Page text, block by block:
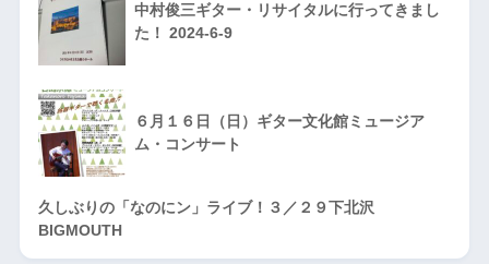
中村俊三ギター・リサイタルに行ってきまし
た！ 2024-6-9
６月１６日（日）ギター文化館ミュージア
ム・コンサート
久しぶりの「なのにン」ライブ！３／２９下北沢
BIGMOUTH